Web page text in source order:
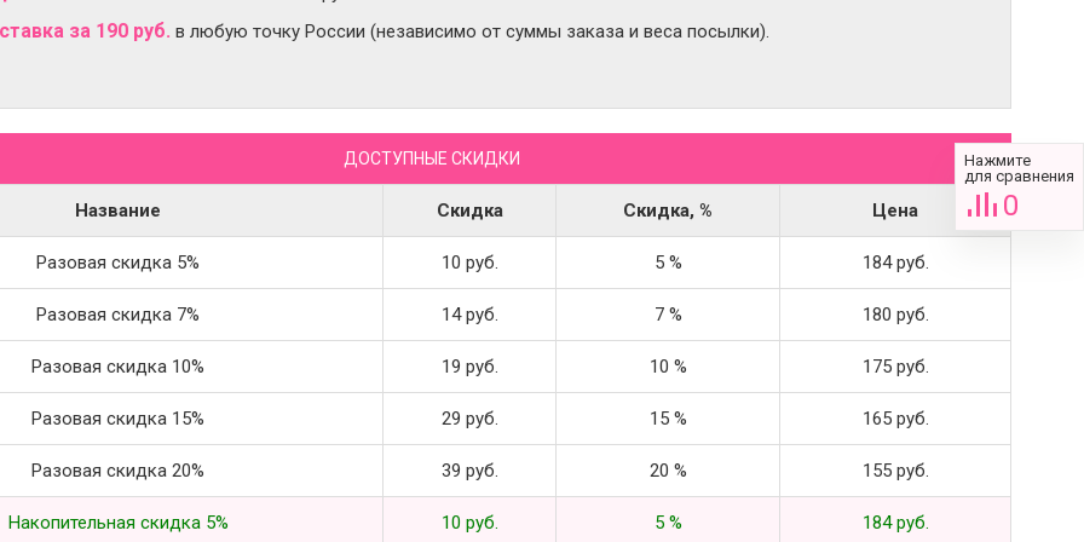
за 190 руб. в любую точку России (независимо от суммы заказа и веса посылки).
ДОСТУПНЫЕ СКИДКИ
Название Скидка Скидка, % Цена
Разовая скидка 5% 10 руб. 5 % 184 руб.
Разовая скидка 7% 14 руб. 7 % 180 руб.
Разовая скидка 10% 19 руб. 10 % 175 руб.
Разовая скидка 15% 29 руб. 15 % 165 руб.
Разовая скидка 20% 39 руб. 20 % 155 руб.
Накопительная скидка 5% 10 руб. 5 % 184 руб.
Нажмите
для сравнения
0